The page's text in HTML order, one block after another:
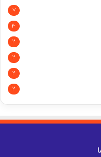
7
3
2
2
2
2